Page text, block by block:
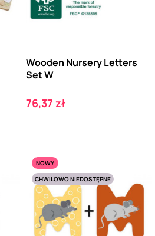
Wooden Nursery Letters
Set W
Cena
76,37 zł
NOWY
CHWILOWO NIEDOSTĘPNE